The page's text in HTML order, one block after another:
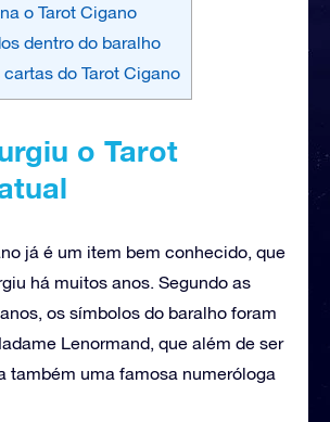
o Tarot Cigano
dentro do baralho
do Tarot Cigano
o Tarot
já é um item bem conhecido, que
há muitos anos. Segundo as
os símbolos do baralho foram
Lenormand, que além de ser
também uma famosa numeróloga